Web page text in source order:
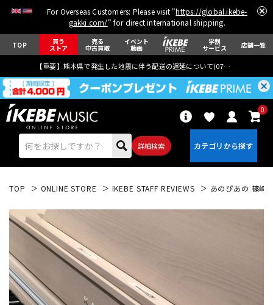
For Overseas Customers: Please visit "https://global.ikebe-
gakki.com/" for direct international shipping.
TOP 買う
ストア
売る
中古買取
イベント
動画
学割
サービス 店舗一覧
【重要】熊本県で発生した地震に伴う配送の遅延について(07月29日
詳細検索
0
エレキギター
ベース
TOP ONLINE STORE IKEBE STAFF REVIEWS あのぴあの 篠